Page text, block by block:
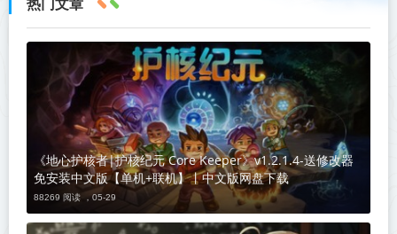
热门文章
《地心护核者|护核纪元 Core Keeper》v1.2.1.4-送修改器
免安装中文版【单机+联机】丨中文版网盘下载
88269 阅读 ，05-29